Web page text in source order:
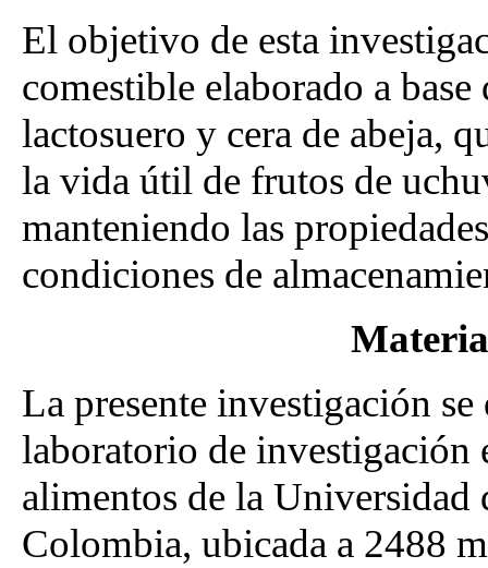
El objetivo de esta
comestible elaborado a
lactosuero y cera de abeja,
la vida útil de frutos de
manteniendo las
condiciones de
La presente investigación
laboratorio de investigación
alimentos de la Universidad
Colombia, ubicada a 2488